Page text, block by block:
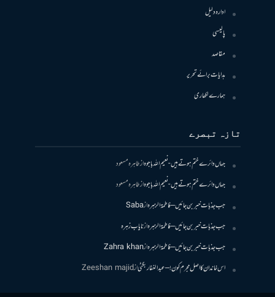
ادارہ دلیل
پالیسی
مقاصد
ہدایات برائے تحریر
ہمارے لکھاری
تازہ تبصرے
جہاں دائرے ختم ہوتے ہیں- نعیم اللہ باجوہازطاہرہ مسعود
جہاں دائرے ختم ہوتے ہیں- نعیم اللہ باجوہازطاہرہ مسعود
جب جذبات خبر بن جائیں – فاطمۃالزہرہازSaba
جب جذبات خبر بن جائیں – فاطمۃالزہرہازنایاب زہرہ
جب جذبات خبر بن جائیں – فاطمۃالزہرہازZahra khan
اس خاندان کا اصل مجرم کون! – عبدالغفار بگٹیازZeeshan majid